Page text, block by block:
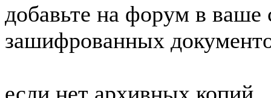
добавьте на форум в ваше
зашифрованных